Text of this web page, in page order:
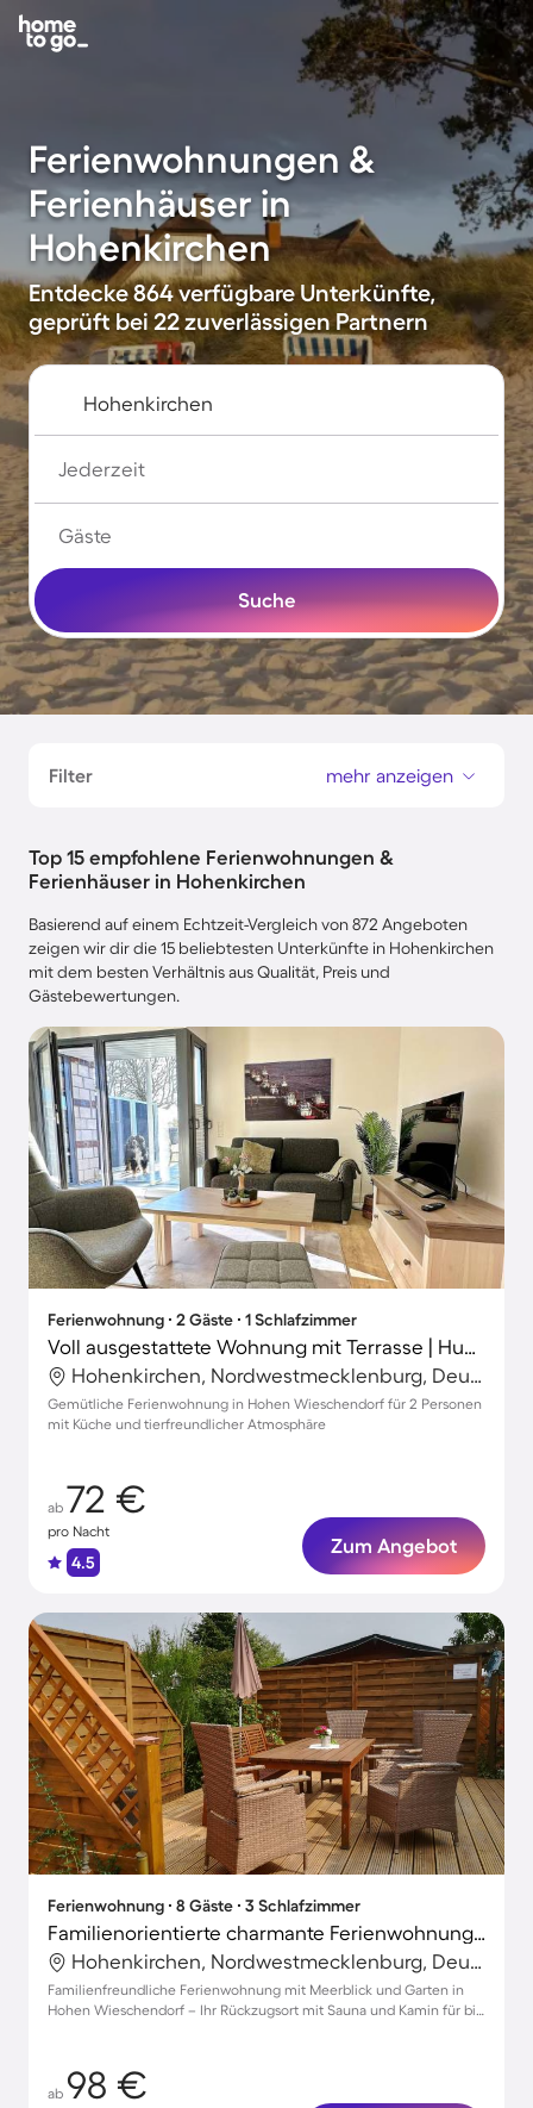
Ferienwohnungen &
Ferienhäuser in
Hohenkirchen
Entdecke 864 verfügbare Unterkünfte,
geprüft bei 22 zuverlässigen Partnern
Jederzeit
Gäste
Suche
Filter mehr anzeigen
Top 15 empfohlene Ferienwohnungen &
Ferienhäuser in Hohenkirchen
Basierend auf einem Echtzeit-Vergleich von 872 Angeboten
zeigen wir dir die 15 beliebtesten Unterkünfte in Hohenkirchen
mit dem besten Verhältnis aus Qualität, Preis und
Gästebewertungen.
Ferienwohnung ∙ 2 Gäste ∙ 1 Schlafzimmer
Voll ausgestattete Wohnung mit Terrasse | Hunde erlaubt
Hohenkirchen, Nordwestmecklenburg, Deutschland
Gemütliche Ferienwohnung in Hohen Wieschendorf für 2 Personen
mit Küche und tierfreundlicher Atmosphäre
ab 72 €
pro Nacht
4.5
Zum Angebot
Ferienwohnung ∙ 8 Gäste ∙ 3 Schlafzimmer
Familienorientierte charmante Ferienwohnung mit Grill, Sauna und Garten | Meerblick
Hohenkirchen, Nordwestmecklenburg, Deutschland
Familienfreundliche Ferienwohnung mit Meerblick und Garten in
Hohen Wieschendorf – Ihr Rückzugsort mit Sauna und Kamin für bis
ab 98 €